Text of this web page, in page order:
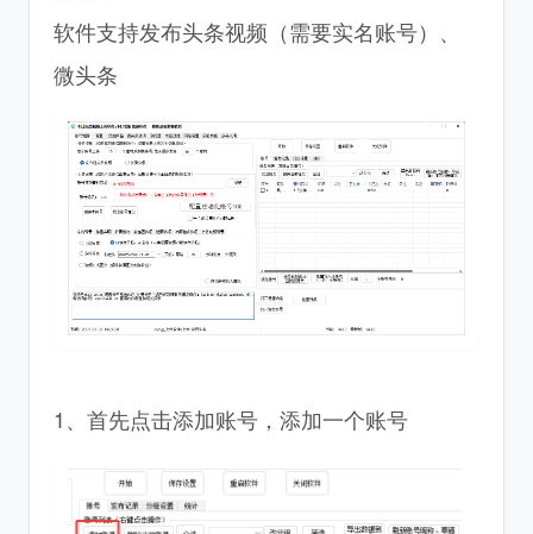
软件支持发布头条视频（需要实名账号）、
微头条
1、首先点击添加账号，添加一个账号